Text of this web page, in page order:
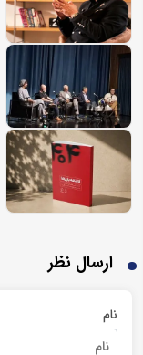
ارسال نظر
نام